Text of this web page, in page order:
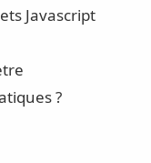
Javascript
?